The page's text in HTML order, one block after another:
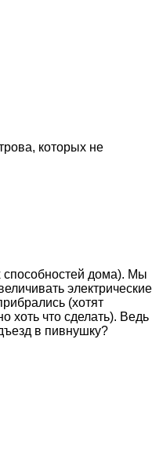
которых не
способностей дома). Мы
электрические
(хотят
хоть что сделать). Ведь
в пивнушку?